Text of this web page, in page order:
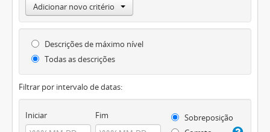
Adicionar novo critério
Descrições de máximo nível
Todas as descrições
Filtrar por intervalo de datas:
Iniciar Fim
Sobreposição